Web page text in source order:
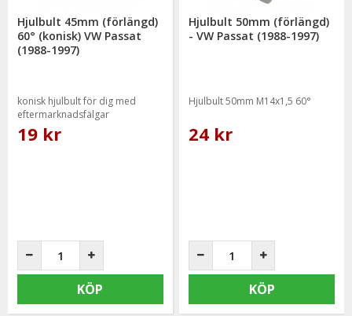
Hjulbult 45mm (förlängd)
60° (konisk) VW Passat
(1988-1997)
konisk hjulbult för dig med
eftermarknadsfälgar
19 kr
KÖP
Hjulbult 50mm (förlängd)
- VW Passat (1988-1997)
Hjulbult 50mm M14x1,5 60°
24 kr
KÖP